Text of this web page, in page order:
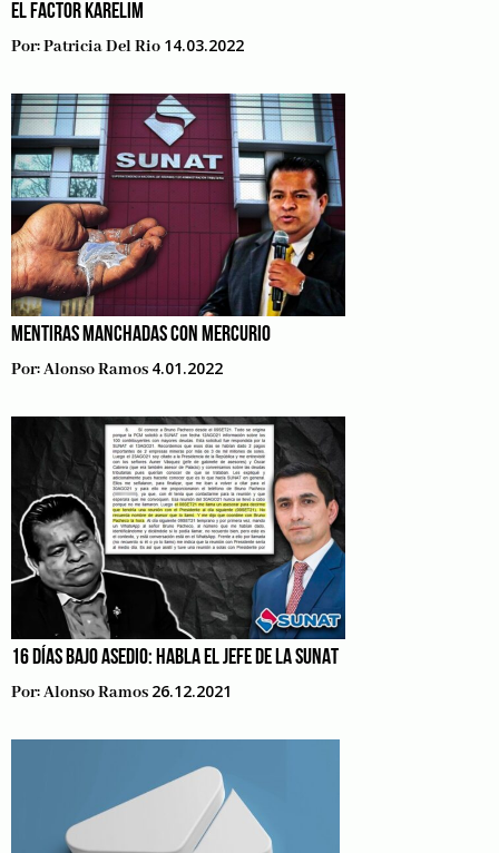
EL FACTOR KARELIM
Por:Patricia Del Rio 14.03.2022
MENTIRAS MANCHADAS CON MERCURIO
Por:Alonso Ramos 4.01.2022
16 DÍAS BAJO ASEDIO: HABLA EL JEFE DE LA SUNAT
Por:Alonso Ramos 26.12.2021